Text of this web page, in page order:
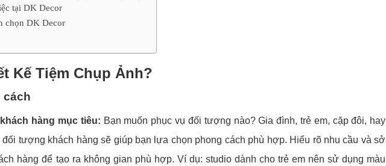
tại DK Decor
chọn DK Decor
Kế Tiệm Chụp Ảnh?
cách
hàng mục tiêu: Bạn muốn phục vụ đối tượng nào? Gia đình, trẻ em, cặp đôi, hay
tượng khách hàng sẽ giúp bạn lựa chọn phong cách phù hợp. Hiểu rõ nhu cầu và sở
hàng để tạo ra không gian phù hợp. Ví dụ: studio dành cho trẻ em nên sử dụng màu